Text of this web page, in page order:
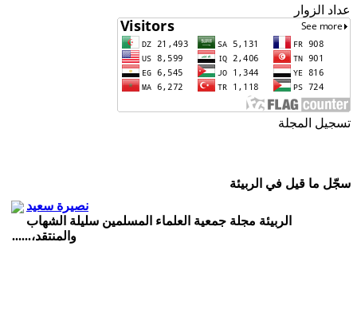
عداد الزوار
تسجيل المجلة
سجّل ما قيل في الربيئة
نصيرة سعيد
الربيئة مجلة جمعية العلماء المسلمين سليلة الشهاب
والمنتقد،......